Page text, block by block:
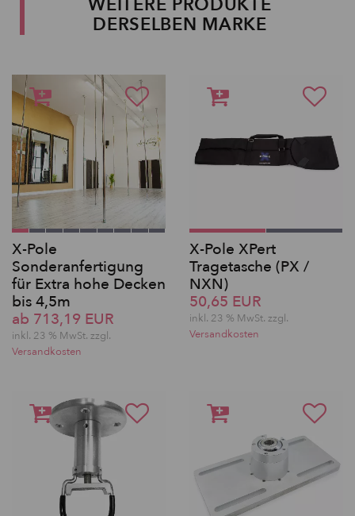
DERSELBEN MARKE
X-Pole
Sonderanfertigung
für Extra hohe Decken
bis 4,5m
ab 713,19 EUR
inkl. 23 % MwSt. zzgl.
Versandkosten
X-Pole XPert
Tragetasche (PX /
NXN)
50,65 EUR
inkl. 23 % MwSt. zzgl.
Versandkosten